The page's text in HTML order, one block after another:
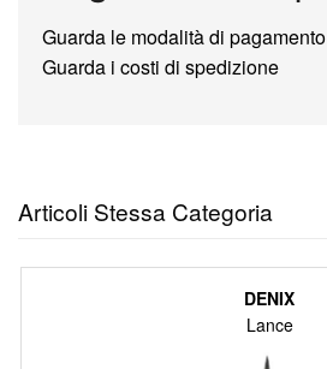
Guarda le modalità di pagamento
Guarda i costi di spedizione
Articoli Stessa Categoria
DENIX
Lance